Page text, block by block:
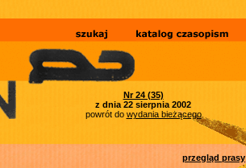
Nr 24 (35)
z dnia 22 sierpnia 2002
powrót do wydania bieżącego
przegląd prasy